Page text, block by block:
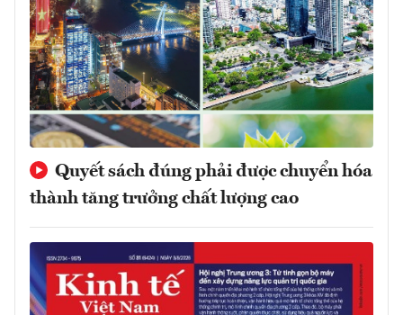
Quyết sách đúng phải được chuyển hóa
thành tăng trưởng chất lượng cao